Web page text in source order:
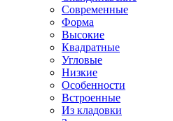
Современные
Форма
Высокие
Квадратные
Угловые
Низкие
Особенности
Встроенные
Из кладовки